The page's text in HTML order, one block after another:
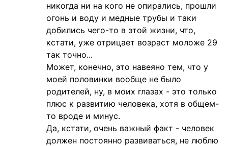
никогда ни на кого не опирались, прошли
огонь и воду и медные трубы и таки
добились чего-то в этой жизни, что,
кстати, уже отрицает возраст моложе 29
так точно...
Может, конечно, это навеяно тем, что у
моей половинки вообще не было
родителей, ну, в моих глазах - это только
плюс к развитию человека, хотя в общем-
то вроде и минус.
Да, кстати, очень важный факт - человек
должен постоянно развиваться, не люблю